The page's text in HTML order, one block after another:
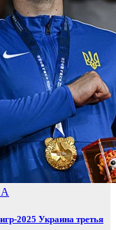
2025 Украина третья